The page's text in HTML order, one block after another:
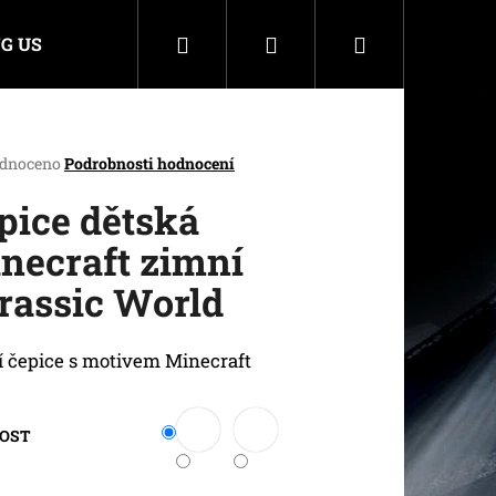
US Hledat PřihlášeníNákupní
Podrobnosti hodnocení
dětská
zimní
World
čepice s motivem Minecraft